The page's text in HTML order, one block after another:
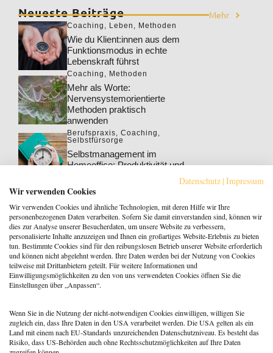
Neueste Beiträge Mehr
Coaching Leben Methoden
Wie du Klient:innen aus dem
Funktionsmodus in echte
Lebenskraft führst
Coaching , Methoden
Mehr als Worte:
Nervensystemorientierte
Methoden praktisch
anwenden
Berufspraxis, Coaching ,
Selbstfürsorge
Selbstmanagement im
Homeoffice: Produktivität und
Berufspraxis
Klarheit gewinnt: Gebucht
werden als Coach:in im KI-
Zeitalter
Berufspraxis
Patientenrechtegesetz: 5
typische Irrtümer im Fakten-
Check
Coaching
falschen Fragen? Zeit für ein
Repertoire-Update
Datenschutz | Impressum
Wir verwenden Cookies
Wir verwenden Cookies und ähnliche Technologien, mit deren Hilfe wir Ihre
personenbezogenen Daten verarbeiten. Sofern Sie damit einverstanden sind, können wir
dies zur Analyse unserer Besucherdaten, um unsere Website zu verbessern,
personalisierte Inhalte anzuzeigen und Ihnen ein großartiges Website-Erlebnis zu bieten
tun. Bestimmte Cookies sind für den reibungslosen Betrieb unserer Website erforderlich
und können nicht abgelehnt werden. Ihre Daten werden bei der Nutzung von Cookies
teilweise mit Drittanbietern geteilt. Für weitere Informationen und
Einwilligungsmöglichkeiten zu den von uns verwendeten Cookies öffnen Sie die
Einstellungen über „Anpassen“.
Wenn Sie in die Nutzung der nicht-notwendigen Cookies einwilligen, willigen Sie
zugleich ein, dass Ihre Daten in den USA verarbeitet werden. Die USA gelten als ein
Land mit einem nach EU-Standards unzureichenden Datenschutzniveau. Es besteht das
Risiko, dass US-Behörden auch ohne Rechtsschutzmöglichkeiten auf Ihre Daten